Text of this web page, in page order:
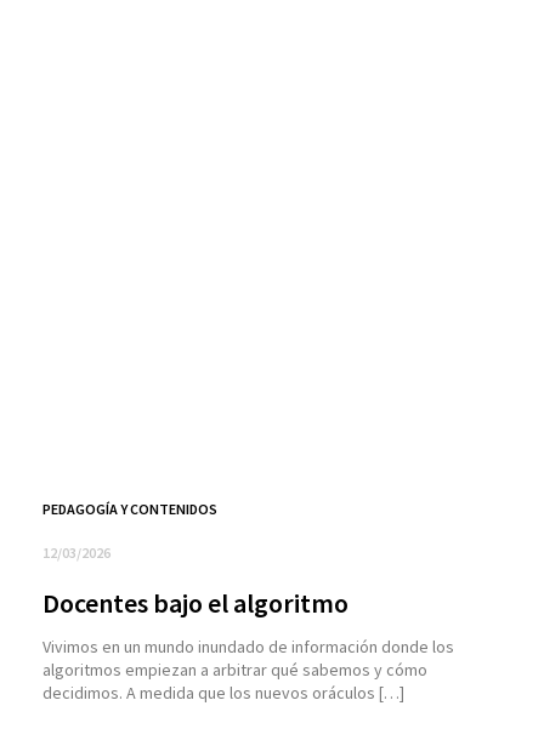
PEDAGOGÍA Y CONTENIDOS
12/03/2026
Docentes bajo el algoritmo
Vivimos en un mundo inundado de información donde los
algoritmos empiezan a arbitrar qué sabemos y cómo
decidimos. A medida que los nuevos oráculos […]